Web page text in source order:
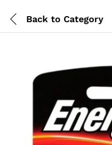
Back to Category